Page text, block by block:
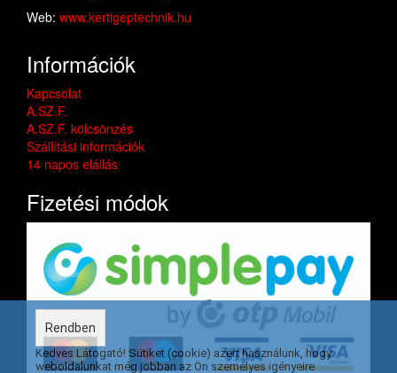
Web: www.kertigeptechnik.hu
Információk
Kapcsolat
A.SZ.F.
A.SZ.F. kölcsönzés
Szállítási információk
14 napos elállás
Fizetési módok
Rendben
Kedves Látogató! Sütiket (cookie) azért használunk, hogy
weboldalunkat még jobban az Ön személyes igényeire